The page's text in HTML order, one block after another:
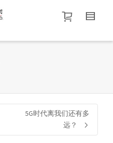
尺码
价格介于
5G时代离我们还有多
远？